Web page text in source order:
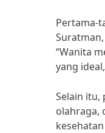
Pertama-
“Wanita
yang
Selain itu,
olahraga,